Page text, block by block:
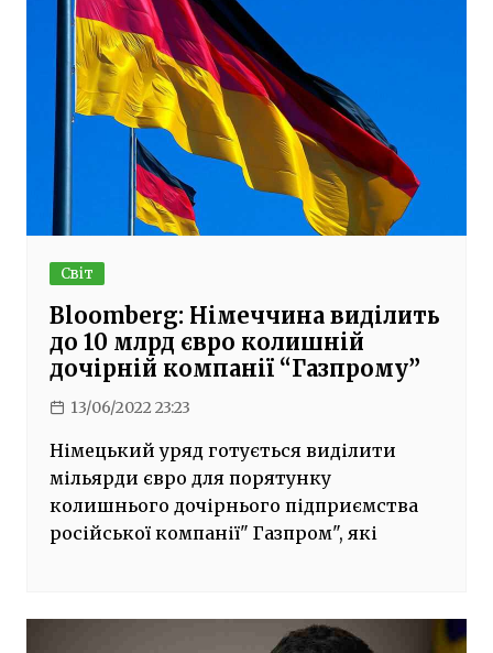
Світ
Bloomberg: Німеччина виділить
до 10 млрд євро колишній
дочірній компанії “Газпрому”
13/06/2022 23:23
Німецький уряд готується виділити
мільярди євро для порятунку
колишнього дочірнього підприємства
російської компанії" Газпром", які